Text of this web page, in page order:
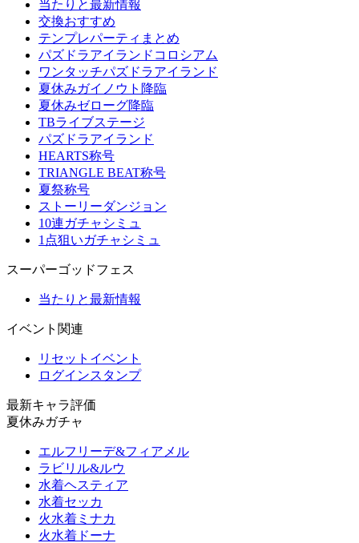
当たりと最新情報
交換おすすめ
テンプレパーティまとめ
パズドラアイランドコロシアム
ワンタッチパズドラアイランド
夏休みガイノウト降臨
夏休みゼローグ降臨
TBライブステージ
パズドラアイランド
HEARTS称号
TRIANGLE BEAT称号
夏祭称号
ストーリーダンジョン
10連ガチャシミュ
1点狙いガチャシミュ
スーパーゴッドフェス
当たりと最新情報
イベント関連
リセットイベント
ログインスタンプ
最新キャラ評価
夏休みガチャ
エルフリーデ&フィアメル
ラビリル&ルウ
水着ヘスティア
水着セッカ
火水着ミナカ
火水着ドーナ